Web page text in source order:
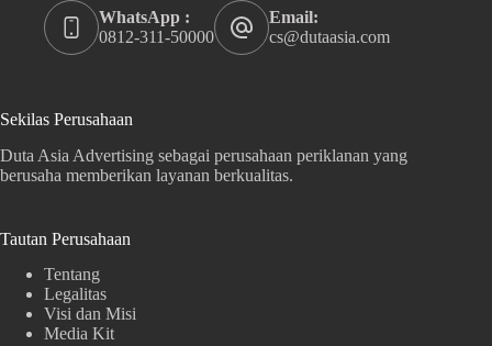
WhatsApp :
0812-311-50000
Email:
cs@dutaasia.com
Sekilas Perusahaan
Duta Asia Advertising sebagai perusahaan periklanan yang
berusaha memberikan layanan berkualitas.
Tautan Perusahaan
Tentang
Legalitas
Visi dan Misi
Media Kit